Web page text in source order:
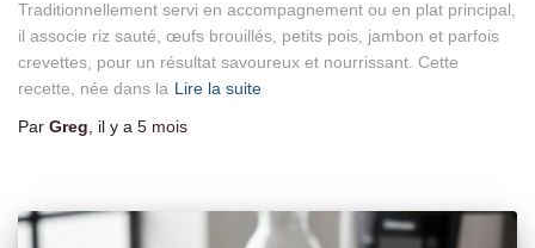
Traditionnellement servi en accompagnement ou en plat principal,
il associe riz sauté, œufs brouillés, petits pois, jambon et parfois
crevettes, pour un résultat savoureux et nourrissant. Cette
recette, née dans la Lire la suite
Par Greg, il y a 5 mois